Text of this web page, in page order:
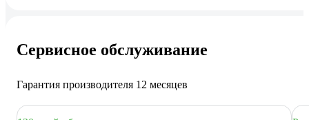
Сервисное обслуживание
Гарантия производителя 12 месяцев